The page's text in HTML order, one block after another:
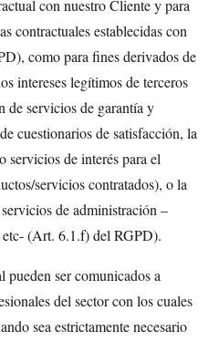
con nuestro Cliente y para
contractuales establecidas con
como para fines derivados de
intereses legítimos de terceros
de servicios de garantía y
cuestionarios de satisfacción, la
servicios de interés para el
servicios contratados), o la
de administración –
(Art. 6.1.f) del RGPD).
pueden ser comunicados a
del sector con los cuales
sea estrictamente necesario